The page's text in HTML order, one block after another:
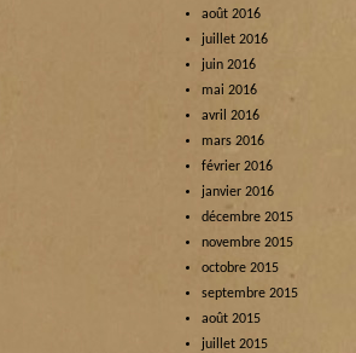
août 2016
juillet 2016
juin 2016
mai 2016
avril 2016
mars 2016
février 2016
janvier 2016
décembre 2015
novembre 2015
octobre 2015
septembre 2015
août 2015
juillet 2015